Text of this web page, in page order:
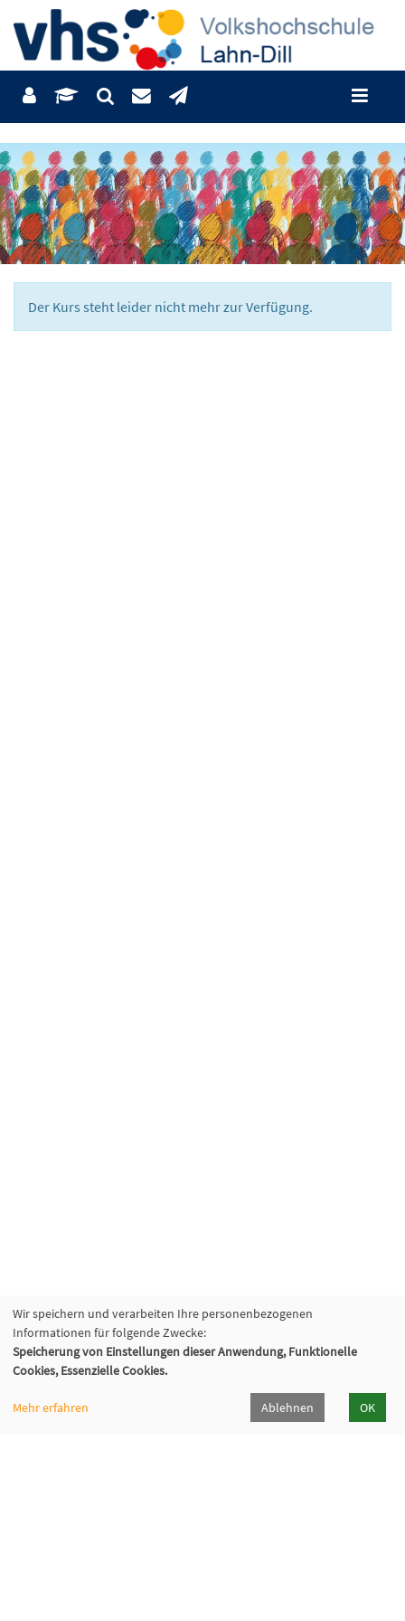
Der Kurs steht leider nicht mehr zur Verfügung.
Wir speichern und verarbeiten Ihre personenbezogenen
Informationen für folgende Zwecke:
Speicherung von Einstellungen dieser Anwendung, Funktionelle
Cookies, Essenzielle Cookies.
Mehr erfahren Ablehnen OK